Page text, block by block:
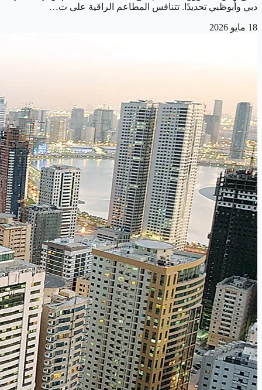
دبي وأبوظبي تحديدًا. تتنافس المطاعم الراقية على ت…
18 مايو 2026